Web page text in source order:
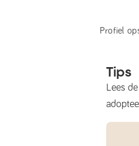
Profiel
Tips
Lees